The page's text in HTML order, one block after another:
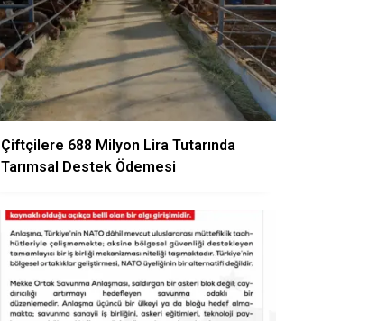
Çiftçilere 688 Milyon Lira Tutarında
Tarımsal Destek Ödemesi